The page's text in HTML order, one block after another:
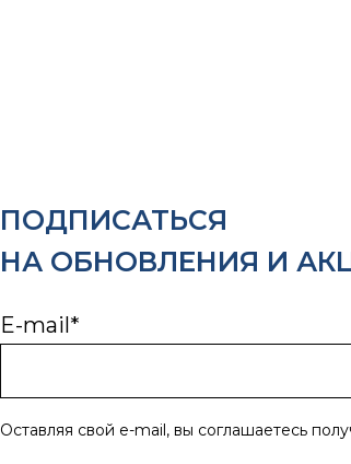
E-mail*
Оставляя свой e-mail, вы соглашаетесь
ПОДПИСАТЬСЯ
НА ОБНОВЛЕНИЯ И